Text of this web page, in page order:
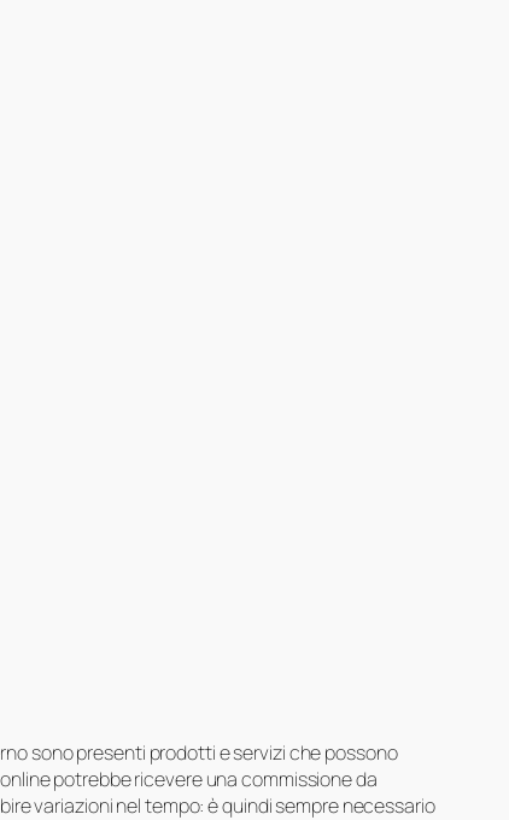
sono presenti prodotti e servizi che possono
potrebbe ricevere una commissione da
variazioni nel tempo: è quindi sempre necessario